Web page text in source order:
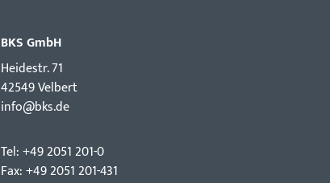
BKS GmbH
Hei­destr. 71
42549 Velbert
info@bks.de
Tel: +49 2051 201-0
Fax: +49 2051 201-431